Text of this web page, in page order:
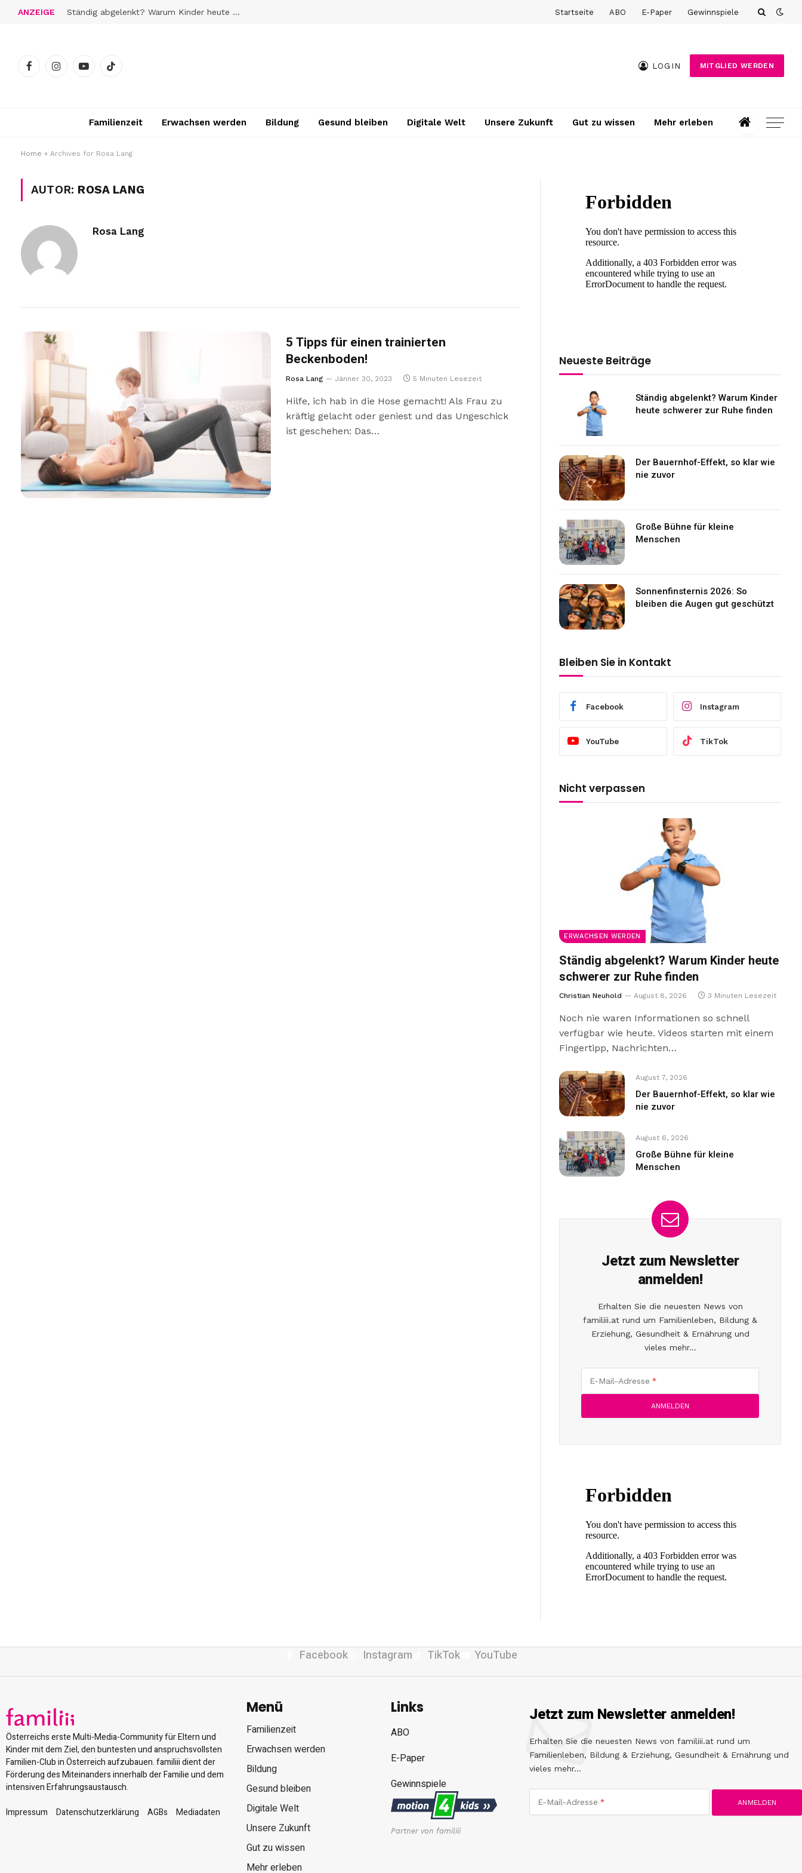
ANZEIGE Ständig abgelenkt? Warum Kinder heute schwerer zur Ruhe finden Startseite ABO E-Paper Gewinnspiele
FacebookInstagramYouTubeTikTok
LOGIN MITGLIED WERDEN
Familienzeit Erwachsen werden Bildung Gesund bleiben Digitale Welt Unsere Zukunft Gut zu wissen Mehr erleben
Home » Archives for Rosa Lang
AUTOR: ROSA LANG
Rosa Lang
5 Tipps für einen trainierten
Beckenboden!
Rosa Lang Jänner 30, 2023 5 Minuten Lesezeit
Hilfe, ich hab in die Hose gemacht! Als Frau zu
kräftig gelacht oder geniest und das Ungeschick
ist geschehen: Das…
Neueste Beiträge
Ständig abgelenkt? Warum Kinder
heute schwerer zur Ruhe finden
Der Bauernhof-Effekt, so klar wie
nie zuvor
Große Bühne für kleine
Menschen
Sonnenfinsternis 2026: So
bleiben die Augen gut geschützt
Bleiben Sie in Kontakt
Facebook Instagram
YouTube TikTok
Nicht verpassen
ERWACHSEN WERDEN
Ständig abgelenkt? Warum Kinder heute
schwerer zur Ruhe finden
Christian Neuhold August 8, 2026 3 Minuten Lesezeit
Noch nie waren Informationen so schnell
verfügbar wie heute. Videos starten mit einem
Fingertipp, Nachrichten…
August 7, 2026
Der Bauernhof-Effekt, so klar wie
nie zuvor
August 6, 2026
Große Bühne für kleine
Menschen
Jetzt zum Newsletter
anmelden!
Erhalten Sie die neuesten News von
familiii.at rund um Familienleben, Bildung &
Erziehung, Gesundheit & Ernährung und
vieles mehr...
E-Mail-Adresse
Facebook Instagram TikTok YouTube
Österreichs erste Multi-Media-Community für Eltern und
Kinder mit dem Ziel, den buntesten und anspruchsvollsten
Familien-Club in Österreich aufzubauen. familiii dient der
Förderung des Miteinanders innerhalb der Familie und dem
intensiven Erfahrungsaustausch.
Impressum
Datenschutzerklärung AGBs Mediadaten
Menü
Familienzeit
Erwachsen werden
Bildung
Gesund bleiben
Digitale Welt
Unsere Zukunft
Gut zu wissen
Mehr erleben
Links
ABO
E-Paper
Gewinnspiele
Partner von familiii
Jetzt zum Newsletter anmelden!
Erhalten Sie die neuesten News von familiii.at rund um
Familienleben, Bildung & Erziehung, Gesundheit & Ernährung und
vieles mehr...
E-Mail-Adresse